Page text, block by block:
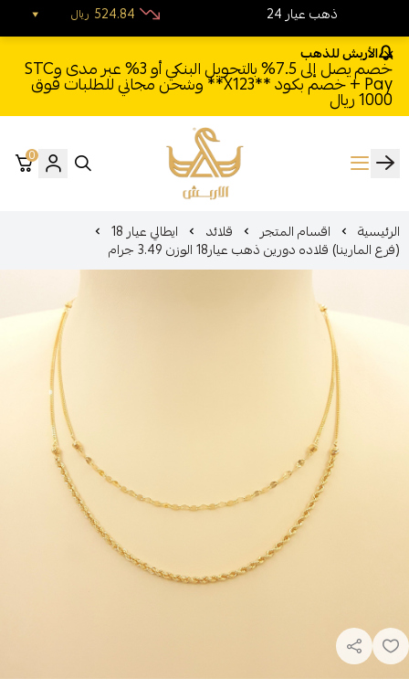
الأربش للذهب
خصم يصل إلى 7.5% بالتحويل البنكي أو 3% عبر مدى وSTC
Pay + خصم بكود **X123** وشحن مجاني للطلبات فوق
1000 ريال
الأربش للذهب
0
الرئيسية اقسام المتجر قلائد ايطالي عيار 18
(فرع المارينا) قلاده دورين ذهب عيار18 الوزن 3.49 جرام
24 ذهب عيار ريال 524.84